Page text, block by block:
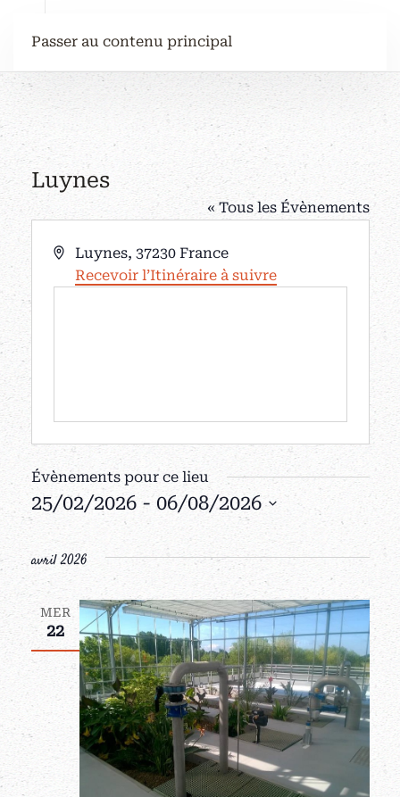
Passer au contenu principal
Luynes
« Tous les Évènements
Adresse
Luynes, 37230 France
Recevoir l’Itinéraire à suivre
Évènements pour ce lieu
25/02/2026 - 06/08/2026
Sélectionnez
une
date.
avril 2026
MER
22